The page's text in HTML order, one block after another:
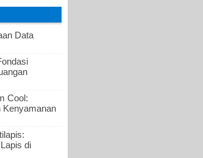
Data
Cool:
Kenyamanan
di